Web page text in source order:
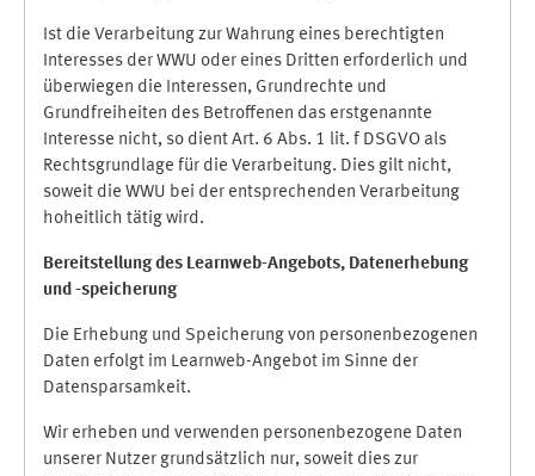
Ist die Verarbeitung zur Wahrung eines berechtigten
Interesses der WWU oder eines Dritten erforderlich und
überwiegen die Interessen, Grundrechte und
Grundfreiheiten des Betroffenen das erstgenannte
Interesse nicht, so dient Art. 6 Abs. 1 lit. f DSGVO als
Rechtsgrundlage für die Verarbeitung. Dies gilt nicht,
soweit die WWU bei der entsprechenden Verarbeitung
hoheitlich tätig wird.
Bereitstellung des Learnweb-Angebots, Datenerhebung
und -speicherung
Die Erhebung und Speicherung von personenbezogenen
Daten erfolgt im Learnweb-Angebot im Sinne der
Datensparsamkeit.
Wir erheben und verwenden personenbezogene Daten
unserer Nutzer grundsätzlich nur, soweit dies zur